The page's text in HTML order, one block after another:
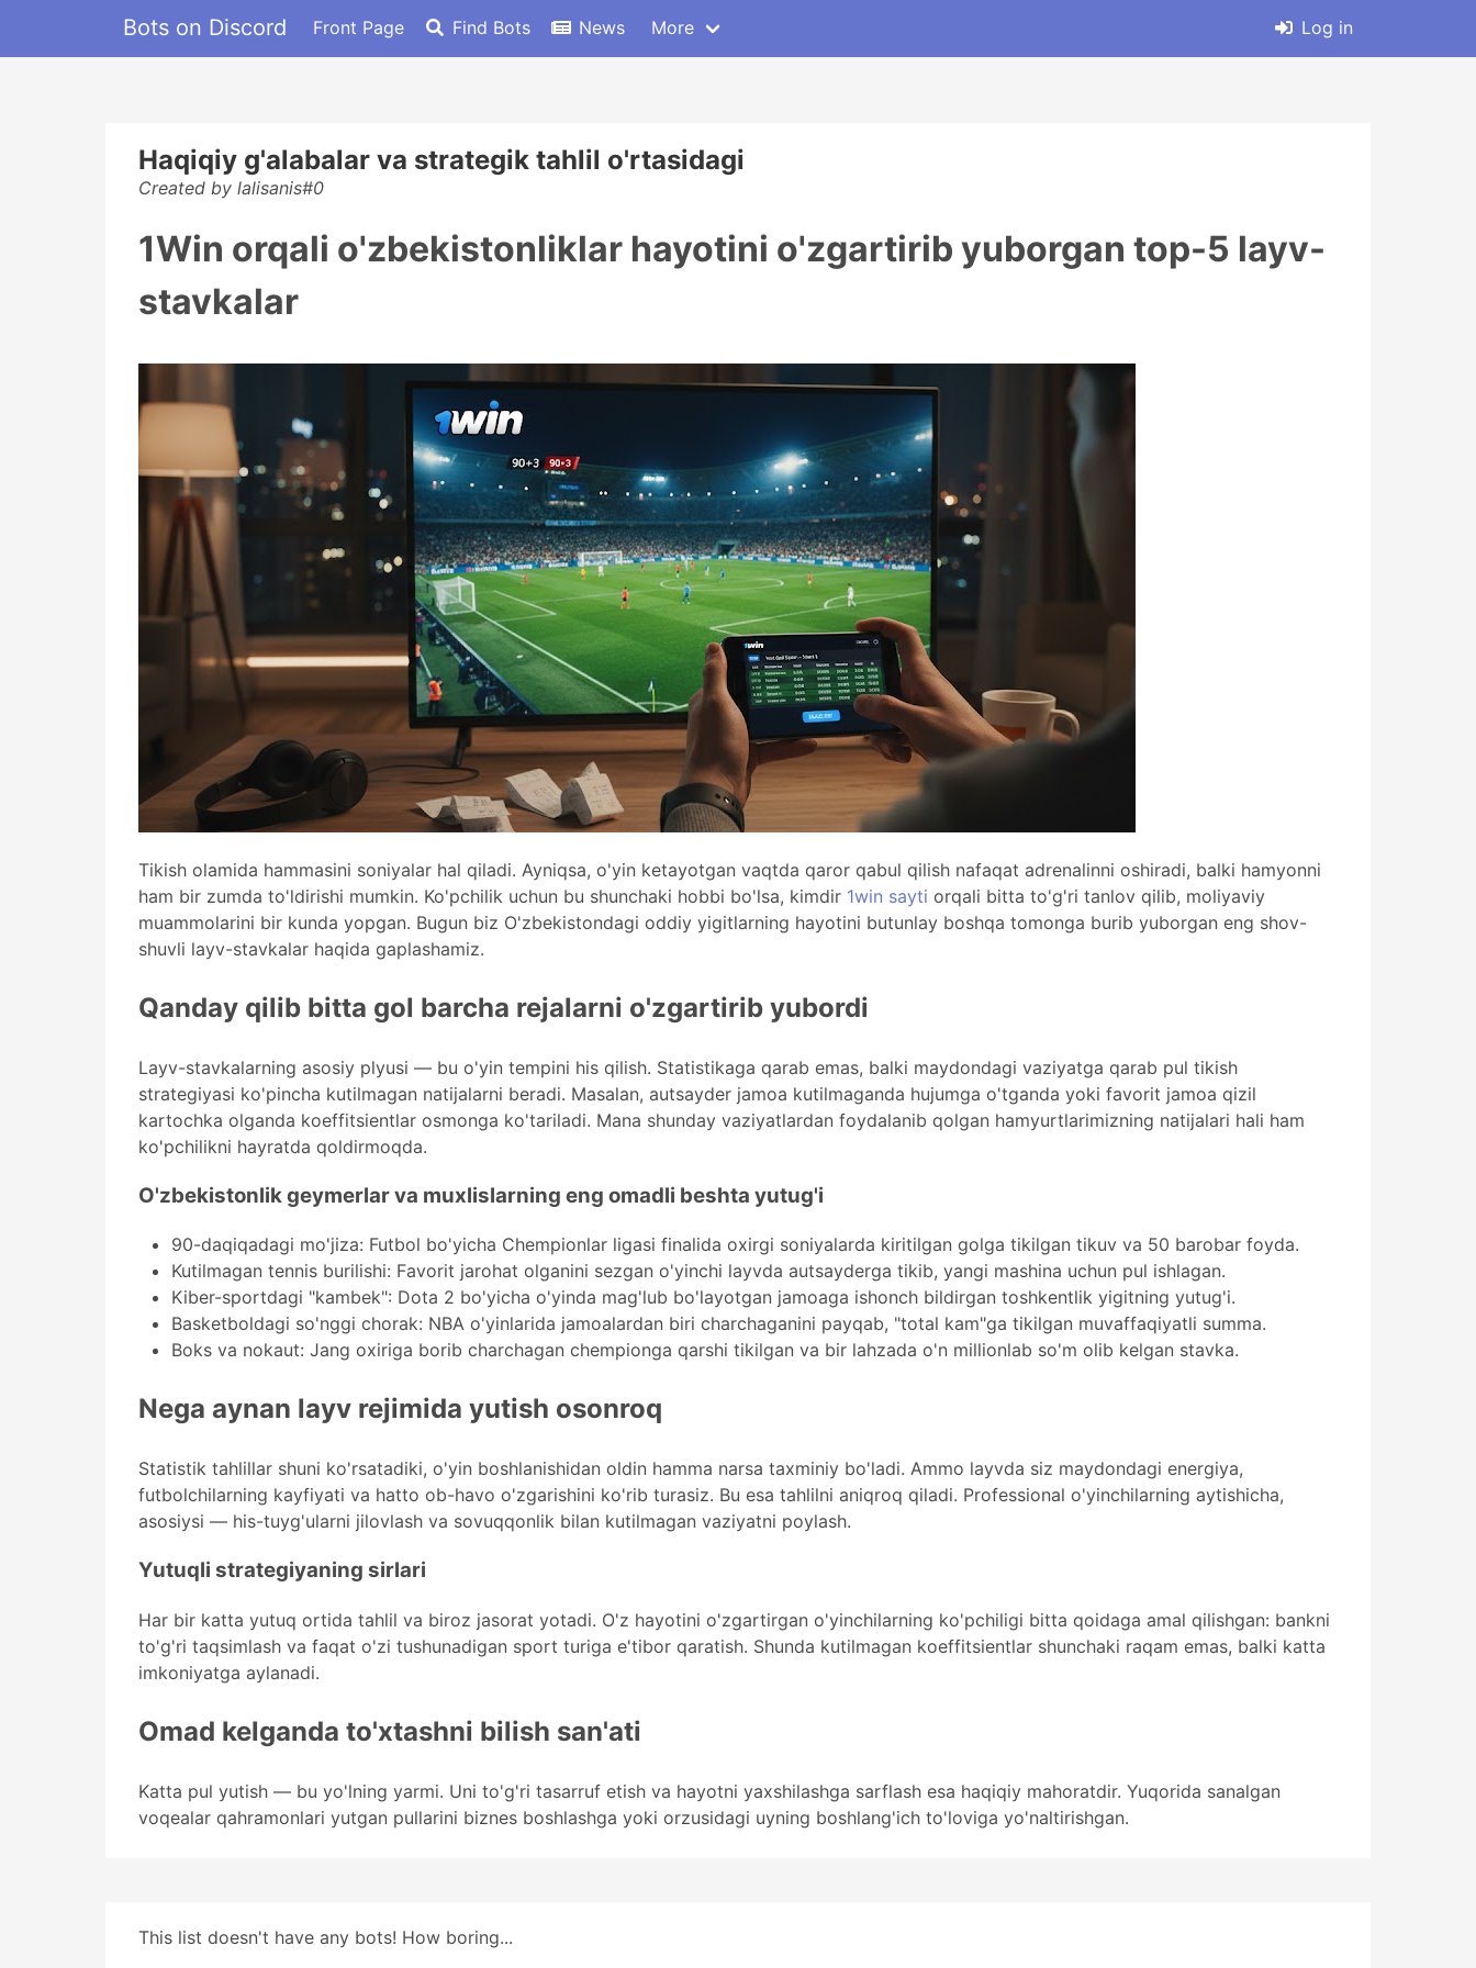
Bots on Discord Front Page Find Bots News More Log in
Haqiqiy g'alabalar va strategik tahlil o'rtasidagi
Created by lalisanis#0
1Win orqali o'zbekistonliklar hayotini o'zgartirib yuborgan top-5 layv-
stavkalar
Tikish olamida hammasini soniyalar hal qiladi. Ayniqsa, o'yin ketayotgan vaqtda qaror qabul qilish nafaqat adrenalinni oshiradi, balki hamyonni
ham bir zumda to'ldirishi mumkin. Ko'pchilik uchun bu shunchaki hobbi bo'lsa, kimdir 1win sayti orqali bitta to'g'ri tanlov qilib, moliyaviy
muammolarini bir kunda yopgan. Bugun biz O'zbekistondagi oddiy yigitlarning hayotini butunlay boshqa tomonga burib yuborgan eng shov-
shuvli layv-stavkalar haqida gaplashamiz.
Qanday qilib bitta gol barcha rejalarni o'zgartirib yubordi
Layv-stavkalarning asosiy plyusi — bu o'yin tempini his qilish. Statistikaga qarab emas, balki maydondagi vaziyatga qarab pul tikish
strategiyasi ko'pincha kutilmagan natijalarni beradi. Masalan, autsayder jamoa kutilmaganda hujumga o'tganda yoki favorit jamoa qizil
kartochka olganda koeffitsientlar osmonga ko'tariladi. Mana shunday vaziyatlardan foydalanib qolgan hamyurtlarimizning natijalari hali ham
ko'pchilikni hayratda qoldirmoqda.
O'zbekistonlik geymerlar va muxlislarning eng omadli beshta yutug'i
90-daqiqadagi mo'jiza: Futbol bo'yicha Chempionlar ligasi finalida oxirgi soniyalarda kiritilgan golga tikilgan tikuv va 50 barobar foyda.
Kutilmagan tennis burilishi: Favorit jarohat olganini sezgan o'yinchi layvda autsayderga tikib, yangi mashina uchun pul ishlagan.
Kiber-sportdagi "kambek": Dota 2 bo'yicha o'yinda mag'lub bo'layotgan jamoaga ishonch bildirgan toshkentlik yigitning yutug'i.
Basketboldagi so'nggi chorak: NBA o'yinlarida jamoalardan biri charchaganini payqab, "total kam"ga tikilgan muvaffaqiyatli summa.
Boks va nokaut: Jang oxiriga borib charchagan chempionga qarshi tikilgan va bir lahzada o'n millionlab so'm olib kelgan stavka.
Nega aynan layv rejimida yutish osonroq
Statistik tahlillar shuni ko'rsatadiki, o'yin boshlanishidan oldin hamma narsa taxminiy bo'ladi. Ammo layvda siz maydondagi energiya,
futbolchilarning kayfiyati va hatto ob-havo o'zgarishini ko'rib turasiz. Bu esa tahlilni aniqroq qiladi. Professional o'yinchilarning aytishicha,
asosiysi — his-tuyg'ularni jilovlash va sovuqqonlik bilan kutilmagan vaziyatni poylash.
Yutuqli strategiyaning sirlari
Har bir katta yutuq ortida tahlil va biroz jasorat yotadi. O'z hayotini o'zgartirgan o'yinchilarning ko'pchiligi bitta qoidaga amal qilishgan: bankni
to'g'ri taqsimlash va faqat o'zi tushunadigan sport turiga e'tibor qaratish. Shunda kutilmagan koeffitsientlar shunchaki raqam emas, balki katta
imkoniyatga aylanadi.
Omad kelganda to'xtashni bilish san'ati
Katta pul yutish — bu yo'lning yarmi. Uni to'g'ri tasarruf etish va hayotni yaxshilashga sarflash esa haqiqiy mahoratdir. Yuqorida sanalgan
voqealar qahramonlari yutgan pullarini biznes boshlashga yoki orzusidagi uyning boshlang'ich to'loviga yo'naltirishgan.
This list doesn't have any bots! How boring...